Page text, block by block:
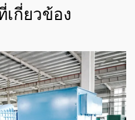
กี่ยวข้อง